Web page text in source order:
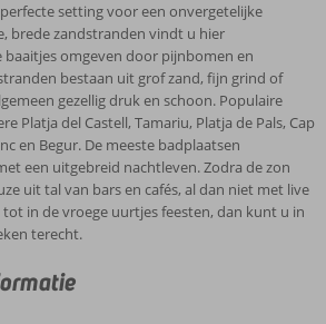
setting voor een onvergetelijke
brede zandstranden vindt u hier
omgeven door pijnbomen en
bestaan uit grof zand, fijn grind of
gezellig druk en schoon. Populaire
Platja del Castell, Tamariu, Platja de Pals, Cap
en Begur. De meeste badplaatsen
een uitgebreid nachtleven. Zodra de zon
uit tal van bars en cafés, al dan niet met live
in de vroege uurtjes feesten, dan kunt u in
terecht.